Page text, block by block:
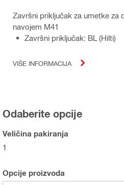
Završni priključak za umetke za
navojem M41
Završni priključak: BL (Hilti)
VIŠE INFORMACIJA
Odaberite opcije
Veličina pakiranja
1
Opcije proizvoda